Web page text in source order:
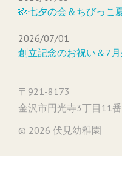
🎋七夕の会＆ちびっこ
2026/07/01
創立記念のお祝い＆7
〒921-8173
金沢市円光寺3丁目11
© 2026 伏見幼稚園